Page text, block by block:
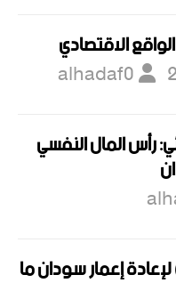
الاقتصادي
alhadaf0
رأس المال النفسي
إعمار سودان ما